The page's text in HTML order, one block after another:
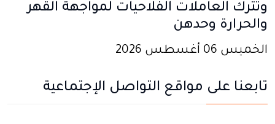
وتُترك العاملات الفلاحيات لمواجهة القهر
والحرارة وحدهن
الخميس 06 أغسطس 2026
تابعنا على مواقع التواصل الإجتماعية